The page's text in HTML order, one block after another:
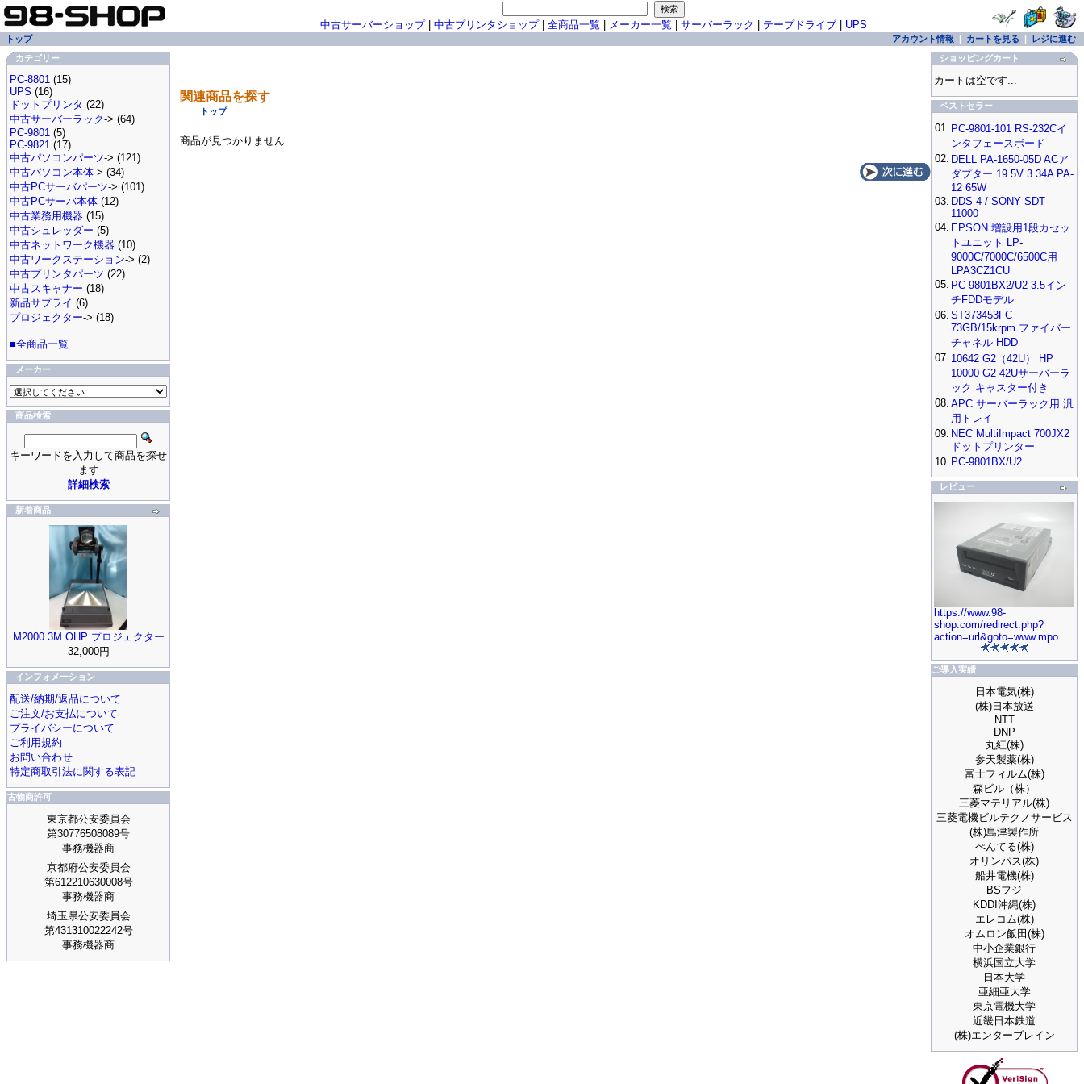
関連商品を探す
トップ
商品が見つかりません...
中古サーバーショップ| 中古プリンタショップ| 全商品一覧 メーカー一覧 サーバーラック テープドライブ| UPS
トップ アカウント情報 | カートを見る | レジに進む
カテゴリー
PC-8801 (15)
UPS (16)
ドットプリンタ (22)
中古サーバーラック-> (64)
PC-9801 (5)
PC-9821 (17)
中古パソコンパーツ-> (121)
中古パソコン本体-> (34)
中古PCサーバパーツ-> (101)
中古PCサーバ本体 (12)
中古業務用機器 (15)
中古シュレッダー (5)
中古ネットワーク機器 (10)
中古ワークステーション-> (2)
中古プリンタパーツ (22)
中古スキャナー (18)
新品サプライ (6)
プロジェクター-> (18)
■全商品一覧
メーカー
商品検索
キーワードを入力して商品を探せ
ます
詳細検索
新着商品
M2000 3M OHP プロジェクター
32,000円
インフォメーション
配送/納期/返品について
ご注文/お支払について
プライバシーについて
ご利用規約
お問い合わせ
特定商取引法に関する表記
古物商許可
東京都公安委員会
第30776508089号
事務機器商
京都府公安委員会
第612210630008号
事務機器商
埼玉県公安委員会
第431310022242号
事務機器商
ショッピングカート
カートは空です...
ベストセラー
01. PC-9801-101 RS-232Cイ
ンタフェースボード
02. DELL PA-1650-05D ACア
ダプター 19.5V 3.34A PA-
12 65W
03. DDS-4 / SONY SDT-
11000
04. EPSON 増設用1段カセッ
トユニット LP-
9000C/7000C/6500C用
LPA3CZ1CU
05. PC-9801BX2/U2 3.5イン
チFDDモデル
06. ST373453FC
73GB/15krpm ファイバー
チャネル HDD
07. 10642 G2（42U） HP
10000 G2 42Uサーバーラ
ック キャスター付き
08. APC サーバーラック用 汎
用トレイ
09. NEC MultiImpact 700JX2
ドットプリンター
10. PC-9801BX/U2
レビュー
https://www.98-
shop.com/redirect.php?
action=url&goto=www.mpo ..
ご導入実績
日本電気(株)
(株)日本放送
NTT
DNP
丸紅(株)
参天製薬(株)
富士フィルム(株)
森ビル（株）
三菱マテリアル(株)
三菱電機ビルテクノサービス
(株)島津製作所
ぺんてる(株)
オリンパス(株)
船井電機(株)
BSフジ
KDDI沖縄(株)
エレコム(株)
オムロン飯田(株)
中小企業銀行
横浜国立大学
日本大学
亜細亜大学
東京電機大学
近畿日本鉄道
(株)エンターブレイン